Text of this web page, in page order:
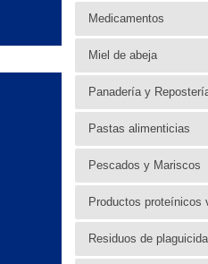
Medicamentos
Miel de abeja
Panadería y
Pastas alimenticias
Pescados y Mariscos
Productos proteínicos
Residuos de